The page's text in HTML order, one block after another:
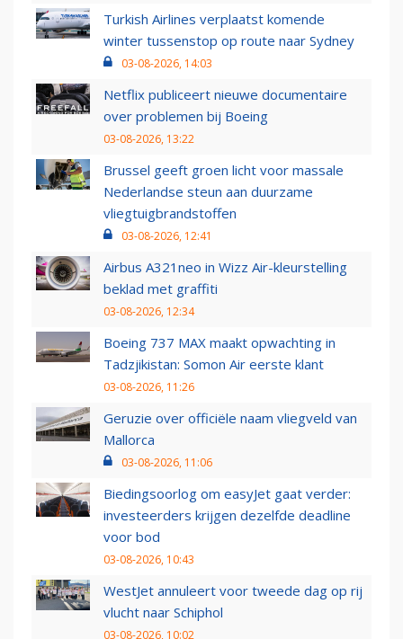
Turkish Airlines verplaatst komende
winter tussenstop op route naar Sydney
03-08-2026, 14:03
Netflix publiceert nieuwe documentaire
over problemen bij Boeing
03-08-2026, 13:22
Brussel geeft groen licht voor massale
Nederlandse steun aan duurzame
vliegtuigbrandstoffen
03-08-2026, 12:41
Airbus A321neo in Wizz Air-kleurstelling
beklad met graffiti
03-08-2026, 12:34
Boeing 737 MAX maakt opwachting in
Tadzjikistan: Somon Air eerste klant
03-08-2026, 11:26
Geruzie over officiële naam vliegveld van
Mallorca
03-08-2026, 11:06
Biedingsoorlog om easyJet gaat verder:
investeerders krijgen dezelfde deadline
voor bod
03-08-2026, 10:43
WestJet annuleert voor tweede dag op rij
vlucht naar Schiphol
03-08-2026, 10:02